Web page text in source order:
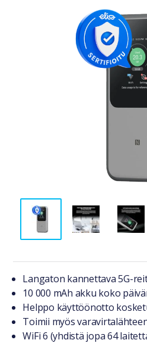
Tuotteesta lyhyesti
Langaton kannettava 5G-
10 000 mAh akku koko
Helppo käyttöönotto
Toimii myös
WiFi 6 (yhdistä jopa 64